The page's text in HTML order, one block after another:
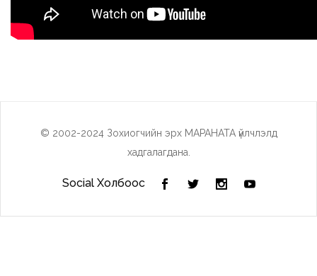
© 2002-2024 Зохиогчийн эрх МАРАНАТА үйлчлэлд
хадгалагдана.
Social Холбоос